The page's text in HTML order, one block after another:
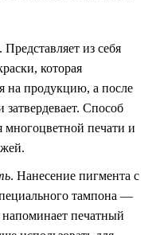
. Представляет из себя
которая
на продукцию, а после
затвердевает. Способ
многоцветной печати и
. Нанесение пигмента с
тампона —
напоминает печатный